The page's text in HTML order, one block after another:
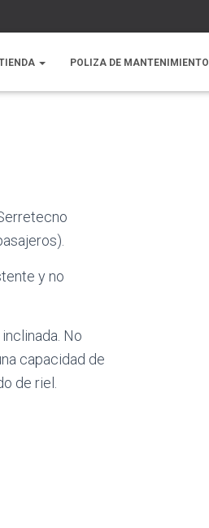
POLIZA DE MANTENIMIENTO
y no
No
capacidad de
de riel.